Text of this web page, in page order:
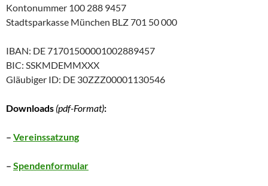
Kontonummer 100 288 9457
Stadtsparkasse München BLZ 701 50 000
IBAN: DE 71701500001002889457
BIC: SSKMDEMMXXX
Gläubiger ID: DE 30ZZZ00001130546
Downloads (pdf-Format):
– Vereinssatzung
– Spendenformular